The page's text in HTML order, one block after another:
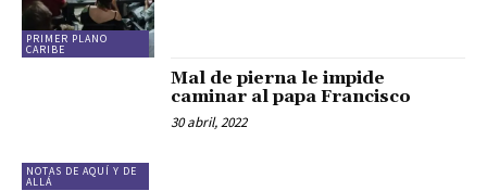
PRIMER PLANO
CARIBE
NOTAS DE AQUÍ Y DE
ALLÁ
Mal de pierna le impide
caminar al papa Francisco
30 abril, 2022